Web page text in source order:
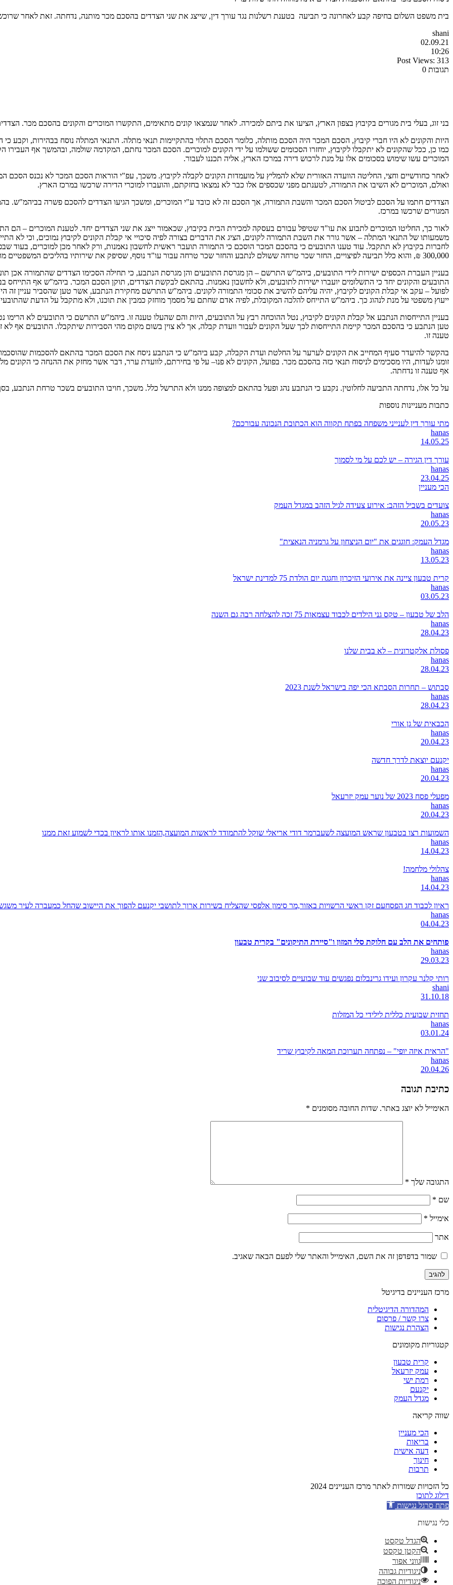
בית משפט השלום בחיפה קבע לאחרונה כי תביעה בטענת רשלנות נגד עורך דין, שייצג את שני הצדדים בהסכם מכר מותנה, נדחתה. זאת לאחר
shani
02.09.21
10:26
Post Views: 313
תגובות 0
בני זוג, בעלי בית מגורים בקיבוץ בצפון הארץ, הציעו את ביתם למכירה. לאחר שנמצאו קונים מתאימים, התקשרו המוכרים והקונים בהסכם מכר.
היות והקונים לא היו חברי קיבוץ, הסכם המכר היה הסכם מותלה, כלומר הסכם התלוי בהתקיימות תנאי מתלה. התנאי המתלה נוסח בבהירות, וקבע
המוכרים עשו שימוש בסכומים אלו על מנת לרכוש דירה במרכז הארץ, אליה תכננו לעבור.
לאחר כחודשיים וחצי, החליטה הוועדה האזורית שלא להמליץ על מועמדות הקונים לקבלה לקיבוץ. משכך, עפ"י הוראות הסכם המכר לא נכנס הסכם
ואולם, המוכרים לא השיבו את התמורה, לטענתם מפני שכספים אלו כבר לא נמצאו בחזקתם, והועברו למוכרי הדירה שרכשו במרכז הארץ.
הצדדים חתמו על הסכם לביטול הסכם המכר והשבת התמורה, אך הסכם זה לא כובד ע"י המוכרים, ומשכך הגיעו הצדדים להסכם פשרה בביהמ"ש.
המגורים שרכשו במרכז.
לאור כך, החליטו המוכרים לתבוע את עו"ד שטיפל עבורם בעסקה למכירת הבית בקיבוץ, שכאמור ייצג את שני הצדדים יחד. לטענת המוכרים –
משמעותו של התנאי המתלה – אשר גורר את השבת התמורה לקונים, הציג את הדברים בצורה לפיה סיכויי אי קבלת הקונים לקיבוץ נמוכים, וכי לא
לחברות בקיבוץ לא תתקבל. עוד טענו התובעים כי בהסכם המכר הוסכם כי התמורה תועבר ראשית לחשבון נאמנות, ורק לאחר מכן למוכרים, בעוד
300,000 ₪, והוא כלל תביעה לפיצויים, החזר שכר טרחה ששולם לנתבע והחזר שכר טרחה עבור עו"ד נוסף, שסיפק את שירותיו בהליכים המשפטיים מול הקונים ומול הנתבע.
בעניין העברת הכספים ישירות לידי התובעים, ביהמ"ש התרשם – הן מגרסת התובעים והן מגרסת הנתבע, כי תחילה הסכימו הצדדים שהתמורה אכן
התובעים והקונים יחד כי התשלומים יועברו ישירות לתובעים, ולא לחשבון נאמנות. בהתאם לבקשת הצדדים, תוקן הסכם המכר. ביהמ"ש אף
לפועל – עקב אי קבלת הקונים לקיבוץ, יהיה עליהם להשיב את סכומי התמורה לקונים. ביהמ"ש התרשם מחקירת הנתבע, אשר טען שהסביר עניין זה
ייעוץ משפטי על מנת לנהוג כך. ביהמ"ש התייחס להלכה המקובלת, לפיה אדם שחתם על מסמך מוחזק כמבין את תוכנו, ולא מתקבל על הדעת
בעניין התייחסות הנתבע אל קבלת הקונים לקיבוץ, נטל ההוכחה רבץ על התובעים, היות והם שהעלו טענה זו. ביהמ"ש התרשם כי התובעים לא
טען הנתבע כי בהסכם המכר קיימת התייחסות לכך שעל הקונים לעבור וועדת קבלה, אך לא צוין בשום מקום מהי הסבירות שיתקבלו. התובעים אף לא
טענה זו.
בהקשר להיעדר סעיף המחייב את הקונים לערער על החלטת ועדת הקבלה, קבע ביהמ"ש כי הנתבע ניסח את הסכם המכר בהתאם להסכמות שהוסכמו
זומנו לעדות, היו מסכימים לניסוח תנאי כזה בהסכם מכר. בפועל, הקונים לא פנו– על פי בחירתם, לוועדת ערר, דבר אשר מחזק את ההנחה כי הקונים
אף טענה זו נדחתה.
על כל אלו, נדחתה התביעה לחלוטין. נקבע כי הנתבע נהג ופעל בהתאם למצופה ממנו ולא התרשל כלל. משכך, חויבו התובעים בשכר טרחת הנתבע, בסך של
כתבות מעניינות נוספות
מתי עורך דין לענייני משפחה בפתח תקווה הוא הכתובת הנכונה עבורכם?
hanas
14.05.25
עורך דין הגירה – יש לכם על מי לסמוך
hanas
23.04.25
הכי מעניין
צועדים בשביל הזהב: אירוע צעידה לגיל הזהב במגדל העמק
hanas
20.05.23
מגדל העמק: חוגגים את "יום הניצחון על גרמניה הנאצית"
hanas
13.05.23
קרית טבעון ציינה את אירועי הזיכרון וחגגה יום הולדת 75 למדינת ישראל
hanas
03.05.23
הלב של טבעון – טקס גני הילדים לכבוד עצמאות 75 זכה להצלחה רבה גם השנה
hanas
28.04.23
פסולת אלקטרונית – לא בבית שלנו
hanas
28.04.23
סבתוש – תחרות הסבתא הכי יפה בישראל לשנת 2023
hanas
28.04.23
הכבאית של גן אורי
hanas
20.04.23
יקנעם יוצאת לדרך חדשה
hanas
20.04.23
מפעלי פסח 2023 של נוער עמק יזרעאל
hanas
20.04.23
השמועות רצו בטבעון שראש המועצה לשעברמר דודי אריאלי שוקל להתמודד לראשות המועצה,הזמנו אותו לראיון בכדי לשמוע זאת ממנו
hanas
14.04.23
צהלולי מלחמה!
hanas
14.04.23
ראיון לכבוד חג הפסחעם זקן ראשי הרשויות באזור,מר סימון אלפסי שהצליח בשירות ארוך לתושבי יקנעם להפוך את היישוב שהחל כמעברה לעיר
hanas
04.04.23
פותחים את הלב עם חלוקת סלי המזון ו"סיירת התיקונים" בקרית טבעון
hanas
29.03.23
רותי קלנר עקרון ועידו גרינבלום נפגשים עוד שבועיים לסיבוב שני
shani
31.10.18
תחזית שבועית כללית לילידי כל המזלות
hanas
03.01.24
"הראית איזה יופי" – נפתחה תערוכת המאה לקיבוץ שריד
hanas
20.04.26
כתיבת תגובה
האימייל לא יוצג באתר. שדות החובה מסומנים *
התגובה שלך *
שם *
אימייל *
אתר
שמור בדפדפן זה את השם, האימייל והאתר שלי לפעם הבאה שאגיב.
מרכז העניינים בדיגיטל
המהדורה הדיגיטלית
צרו קשר / פרסום
הצהרת נגישות
קטגוריות מקומונים
קרית טבעון
עמק יזרעאל
רמת ישי
יקנעם
מגדל העמק
שווה קריאה
הכי מעניין
בריאות
דעה אישית
חינוך
תרבות
כל הזכויות שמורות לאתר מרכז העניינים 2024
דילוג לתוכן
פתח סרגל נגישות
כלי נגישות
הגדל טקסט
הקטן טקסט
גווני אפור
ניגודיות גבוהה
ניגודיות הפוכה